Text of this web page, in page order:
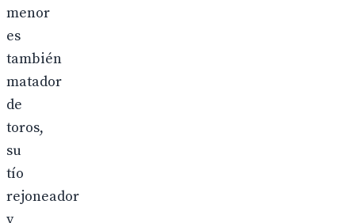
menor
es
también
matador
de
toros,
su
tío
rejoneador